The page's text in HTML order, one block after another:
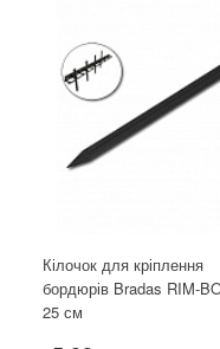
Кілочок для кріплення
бордюрів Bradas RIM-
25 см